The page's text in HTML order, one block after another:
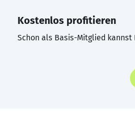
Kostenlos profitieren
Schon als Basis-Mitglied kannst